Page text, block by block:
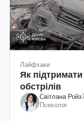
Лайфхаки
Як
обстрілів
Світлана Ройз
Психолог